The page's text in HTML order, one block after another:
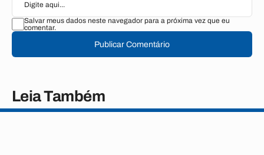
Salvar meus dados neste navegador para a próxima vez que eu
comentar.
Publicar Comentário
Leia Também